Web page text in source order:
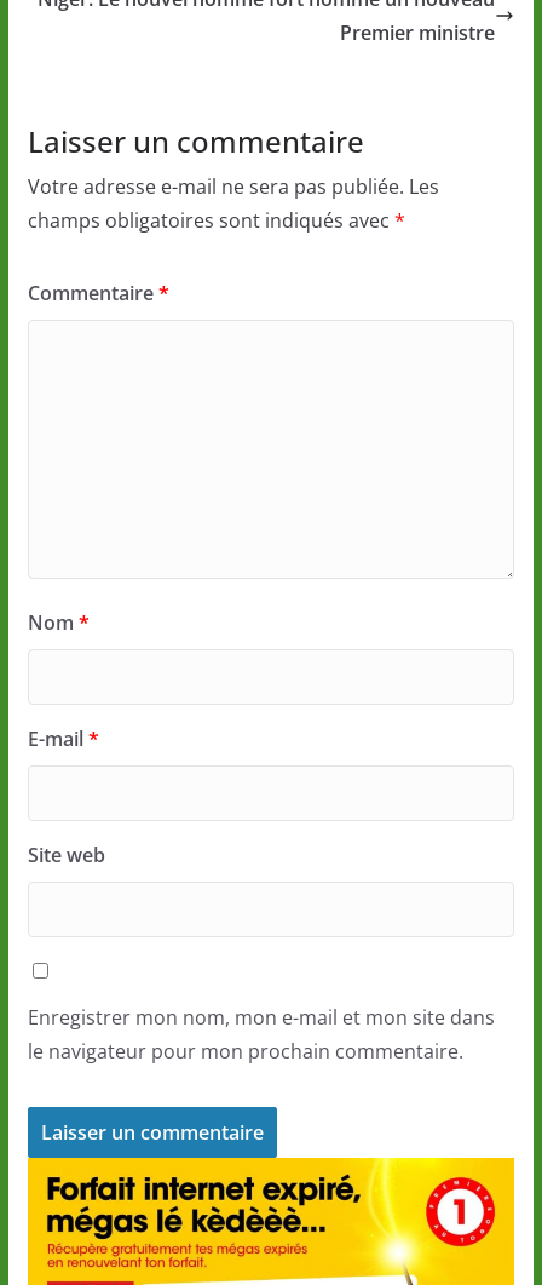
Premier ministre
Laisser un commentaire
Votre adresse e-mail ne sera pas publiée. Les
champs obligatoires sont indiqués avec *
Commentaire*
Nom *
E-mail*
Site web
Enregistrer mon nom, mon e-mail et mon site dans
le navigateur pour mon prochain commentaire.